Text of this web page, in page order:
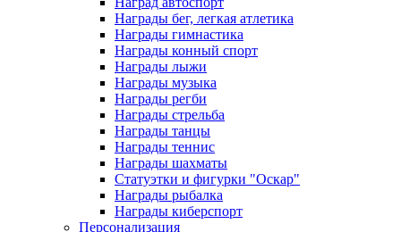
Награды бег, легкая атлетика
Награды гимнастика
Награды конный спорт
Награды лыжи
Награды музыка
Награды регби
Награды стрельба
Награды танцы
Награды теннис
Награды шахматы
Статуэтки и фигурки "Оскар"
Награды рыбалка
Награды киберспорт
Персонализация